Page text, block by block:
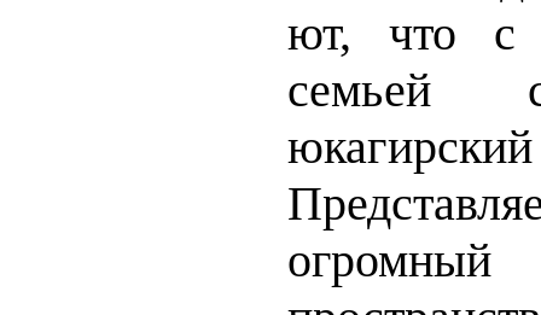
ют, что с
семьей